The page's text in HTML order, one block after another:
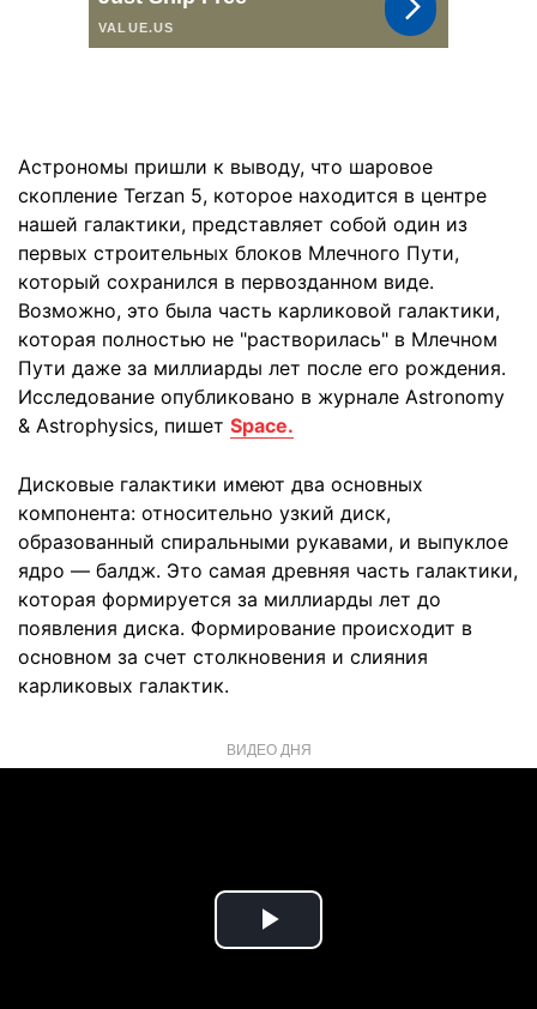
Астрономы пришли к выводу, что шаровое
скопление Terzan 5, которое находится в центре
нашей галактики, представляет собой один из
первых строительных блоков Млечного Пути,
который сохранился в первозданном виде.
Возможно, это была часть карликовой галактики,
которая полностью не "растворилась" в Млечном
Пути даже за миллиарды лет после его рождения.
Исследование опубликовано в журнале Astronomy
& Astrophysics, пишет Space.
Дисковые галактики имеют два основных
компонента: относительно узкий диск,
образованный спиральными рукавами, и выпуклое
ядро — балдж. Это самая древняя часть галактики,
которая формируется за миллиарды лет до
появления диска. Формирование происходит в
основном за счет столкновения и слияния
карликовых галактик.
ВИДЕО ДНЯ
Play